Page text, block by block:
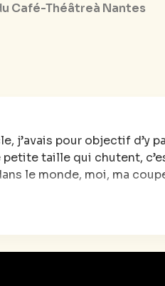
Café-Théâtreà Nantes
j’avais pour objectif d’y
taille qui chutent,
le monde, moi, ma
j’apprends par hasard un